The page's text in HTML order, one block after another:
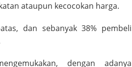
ataupun kecocokan harga.
dan sebanyak 38% pembeli
dengan adanya